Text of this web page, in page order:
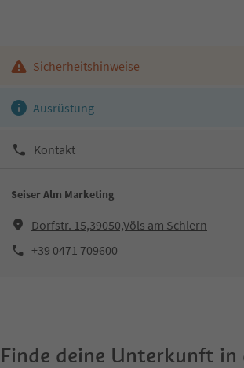
Sicherheitshinweise
Ausrüstung
Kontakt
Seiser Alm Marketing
Dorfstr. 15,39050,Völs am Schlern
+39 0471 709600
Finde deine Unterkunft in